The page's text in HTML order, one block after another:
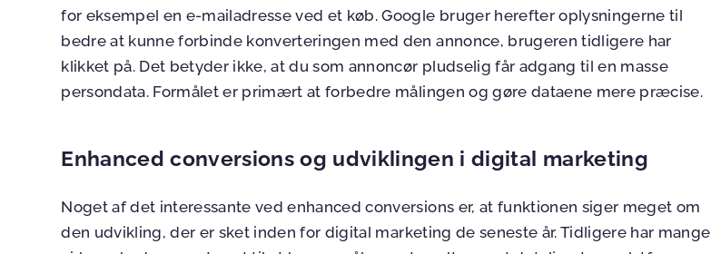
for eksempel en e-mailadresse ved et køb. Google bruger herefter oplysningerne til
bedre at kunne forbinde konverteringen med den annonce, brugeren tidligere har
klikket på. Det betyder ikke, at du som annoncør pludselig får adgang til en masse
persondata. Formålet er primært at forbedre målingen og gøre dataene mere præcise.
Enhanced conversions og udviklingen i digital marketing
Noget af det interessante ved enhanced conversions er, at funktionen siger meget om
den udvikling, der er sket inden for digital marketing de seneste år. Tidligere har mange